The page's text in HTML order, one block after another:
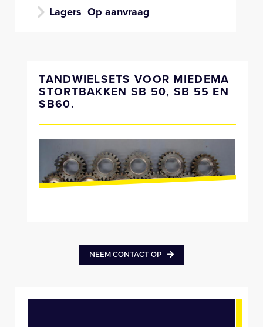
Lagers Op aanvraag
TANDWIELSETS VOOR MIEDEMA
STORTBAKKEN SB 50, SB 55 EN
SB60.
NEEM CONTACT OP